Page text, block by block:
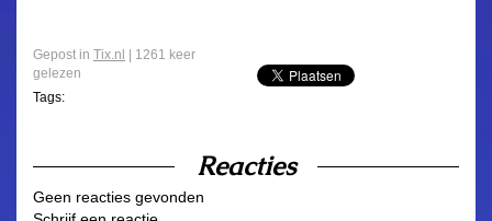
Gepost in Tix.nl | 1261 keer
gelezen
Tags:
Reacties
Geen reacties gevonden